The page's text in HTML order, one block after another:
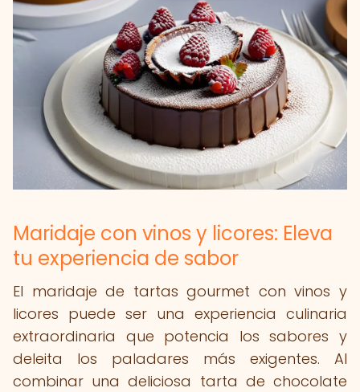
Maridaje con vinos y licores: Eleva
tu experiencia de sabor
El maridaje de tartas gourmet con vinos y
licores puede ser una experiencia culinaria
extraordinaria que potencia los sabores y
deleita los paladares más exigentes. Al
combinar una deliciosa tarta de chocolate